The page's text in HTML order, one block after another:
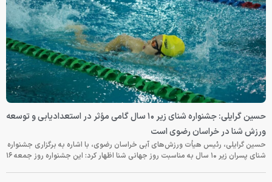
حسین گرایلی: جشنواره شنای زیر ۱۰ سال گامی مؤثر در استعدادیابی و توسعه
ورزش شنا در خراسان رضوی است
حسین گرایلی، رئیس هیأت ورزش‌های آبی خراسان رضوی، با اشاره به برگزاری جشنواره
شنای پسران زیر ۱۰ سال به مناسبت روز جهانی شنا اظهار کرد: این جشنواره روز جمعه‌ ۱۶